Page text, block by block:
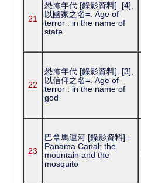
21
恐怖年代 [錄影資料]. [4],
以國家之名=. Age of
terror : in the name of
state
22
恐怖年代 [錄影資料]. [3],
以信仰之名=. Age of
terror : in the name of
god
23
巴拿馬運河 [錄影資料]=
Panama Canal: the
mountain and the
mosquito